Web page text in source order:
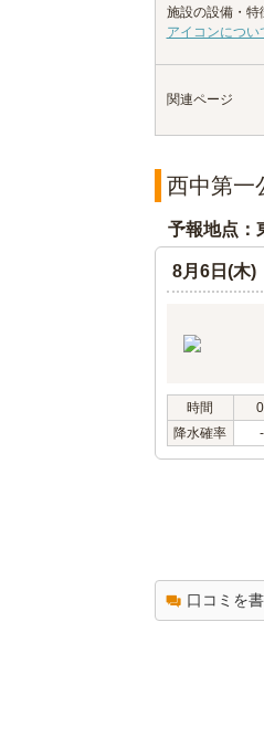
施設の設備・特
アイコンについ
関連ページ
西中第一
予報地点：
8月6日(木)
時間
降水確率
口コミを書